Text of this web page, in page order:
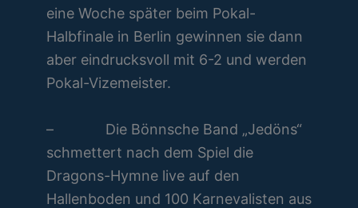
eine Woche später beim Pokal-
Halbfinale in Berlin gewinnen sie dann
aber eindrucksvoll mit 6-2 und werden
Pokal-Vizemeister.
– Die Bönnsche Band „Jedöns“
schmettert nach dem Spiel die
Dragons-Hymne live auf den
Hallenboden und 100 Karnevalisten aus